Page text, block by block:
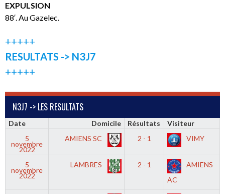
EXPULSION
88′. Au Gazelec.
+++++
RESULTATS -> N3J7
+++++
N3J7 -> LES RESULTATS
Date Domicile Résultats
Visiteur
5
novembre
2022
AMIENS SC 2 - 1 VIMY
5
novembre
2022
LAMBRES 2 - 1
AMIENS
AC